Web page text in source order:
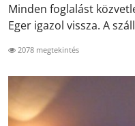
Minden foglalást
Eger igazol vissza. A
2078 megtekintés